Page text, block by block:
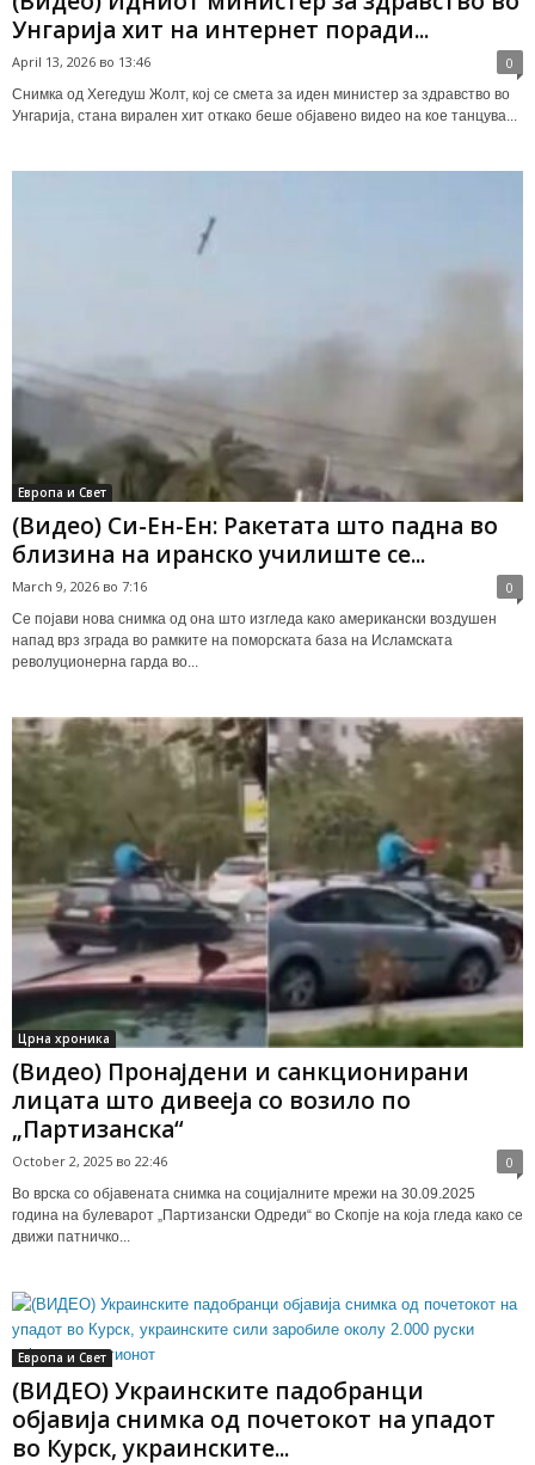
Унгарија хит на интернет поради...
April 13, 2026 во 13:46 0
Снимка од Хегедуш Жолт, кој се смета за иден министер за здравство во
Унгарија, стана вирален хит откако беше објавено видео на кое танцува...
Европа и Свет
(Видео) Си-Ен-Ен: Ракетата што падна во
близина на иранско училиште се...
March 9, 2026 во 7:16 0
Се појави нова снимка од она што изгледа како американски воздушен
напад врз зграда во рамките на поморската база на Исламската
револуционерна гарда во...
Црна хроника
(Видео) Пронајдени и санкционирани
лицата што дивееја со возило по
„Партизанска“
October 2, 2025 во 22:46 0
Во врска со објавената снимка на социјалните мрежи на 30.09.2025
година на булеварот „Партизански Одреди“ во Скопје на која гледа како се
движи патничко...
Европа и Свет
(ВИДЕО) Украинските падобранци
објавија снимка од почетокот на упадот
во Курск, украинските...